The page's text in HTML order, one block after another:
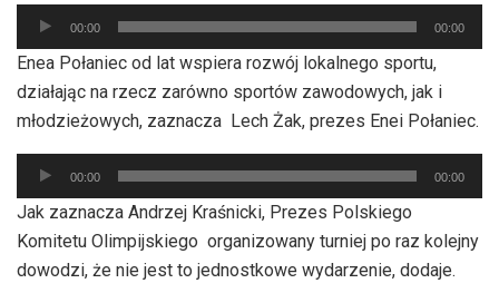
Odtwarzacz
plików
dźwiękowych
00:00 00:00
Enea Połaniec od lat wspiera rozwój lokalnego sportu,
działając na rzecz zarówno sportów zawodowych, jak i
młodzieżowych, zaznacza Lech Żak, prezes Enei Połaniec.
Odtwarzacz
plików
dźwiękowych
00:00 00:00
Jak zaznacza Andrzej Kraśnicki, Prezes Polskiego
Komitetu Olimpijskiego organizowany turniej po raz kolejny
dowodzi, że nie jest to jednostkowe wydarzenie, dodaje.